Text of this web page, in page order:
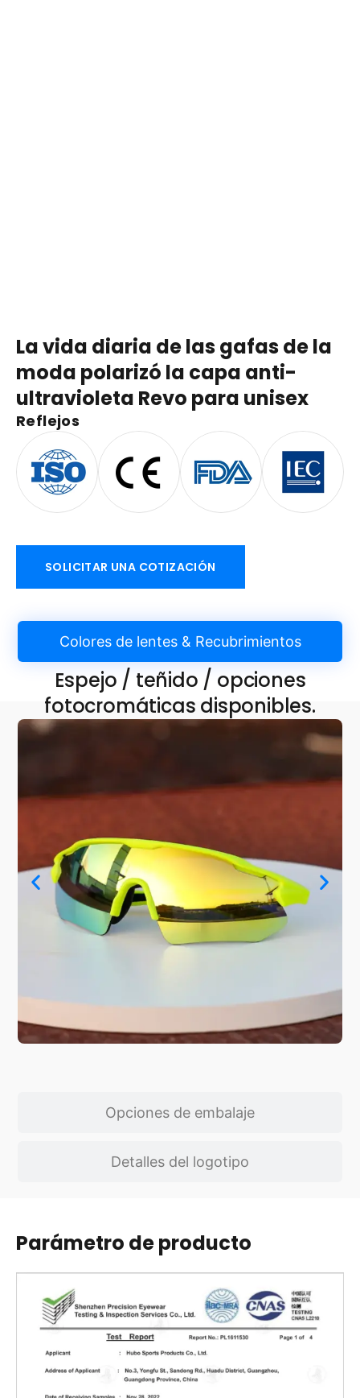
La vida diaria de las gafas de la
moda polarizó la capa anti-
ultravioleta Revo para unisex
Reflejos
SOLICITAR UNA COTIZACIÓN
Colores de lentes & Recubrimientos
Opciones de embalaje
Detalles del logotipo
Espejo / teñido / opciones
fotocromáticas disponibles.
Parámetro de producto